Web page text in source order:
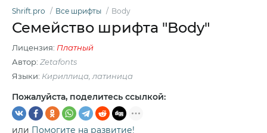
Shrift.pro Все шрифты Body
Семейство шрифта "Body"
Лицензия: Платный
Автор: Zetafonts
Языки: Кириллица, латиница
Пожалуйста, поделитесь ссылкой:
или Помогите на развитие!